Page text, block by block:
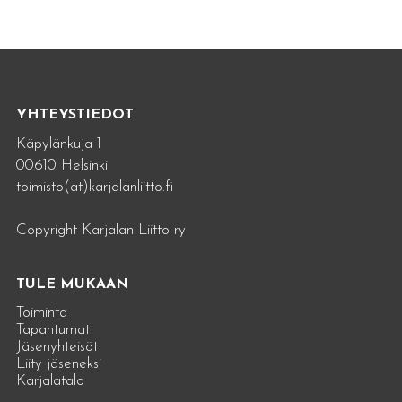
YHTEYSTIEDOT
Käpylänkuja 1
00610 Helsinki
toimisto(at)karjalanliitto.fi
Copyright Karjalan Liitto ry
TULE MUKAAN
Toiminta
Tapahtumat
Jäsenyhteisöt
Liity jäseneksi
Karjalatalo